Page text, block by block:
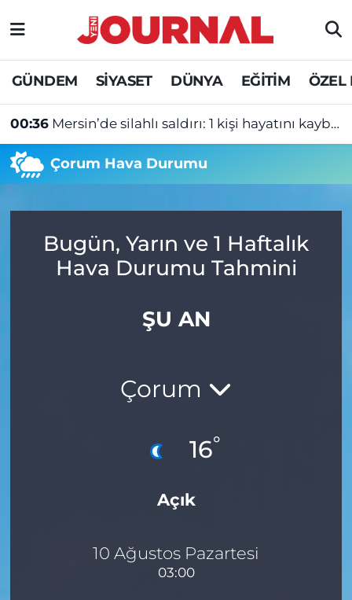
GÜNDEM SİYASET DÜNYA EĞİTİM ÖZEL
00:36 Mersin’de silahlı saldırı: 1 kişi hayatını kaybetti
Çorum Hava Durumu
Bugün, Yarın ve 1 Haftalık
Hava Durumu Tahmini
ŞU AN
Çorum
16°
Açık
10 Ağustos Pazartesi
03:00
GÜNDEM
SİYASET
SAĞLIK
DÜNYA
ÖZEL HABER
Nöbetçi Eczaneler
Hava Durumu
Trafik Durumu
Süper Lig Puan Durumu ve Fikstür
Son Dakika Haberleri